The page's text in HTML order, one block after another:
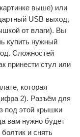
выше) или
USB выход,
от влаги). Вы
купить нужный
Сложностей
принести стул или
которая
2). Разъём для
под этой крышки
вам нужно будет
болтик и снять